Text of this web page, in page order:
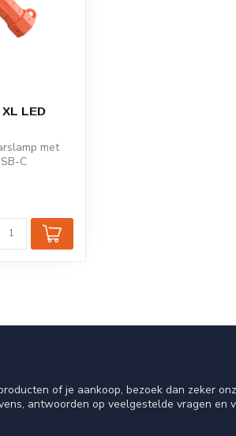
LED
met
C
of je aankoop, bezoek dan zeker
antwoorden op veelgestelde vragen en